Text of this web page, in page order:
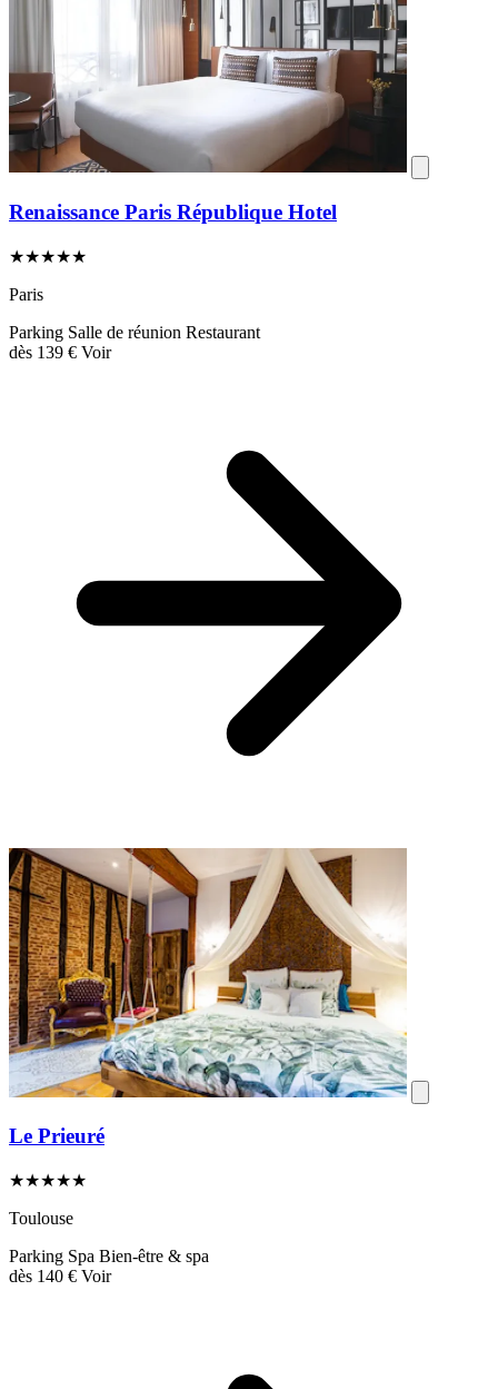
Renaissance Paris République Hotel
★★★★★
Paris
Parking Salle de réunion Restaurant
dès 139 € Voir
Le Prieuré
★★★★★
Toulouse
Parking Spa Bien-être & spa
dès 140 € Voir